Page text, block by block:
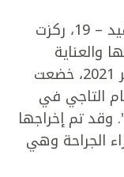
وبعد تعافيها من مرض فيروس كوفيد – 19، ركزت
والعناية
برضيعها حديث الولادة. وفي سبتمبر 2021، خضعت
التاجي في
تم إخراجها
الجراحة وهي